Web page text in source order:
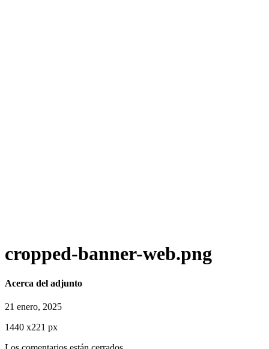
cropped-banner-web.png
Acerca del adjunto
21 enero, 2025
1440 x221 px